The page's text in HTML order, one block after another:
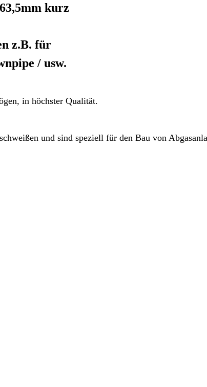
kurz
z.B. für
/ usw.
in höchster Qualität.
und sind speziell für den Bau von